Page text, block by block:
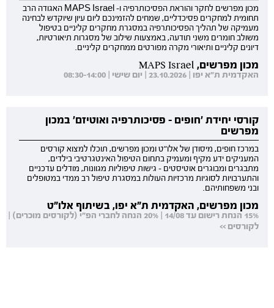
מכון מפרשים לחקר והוראת הפסיכותרפיה ו- MAPS Israel האגודה הרב
תחומית למחקרים פסיכדליים, שמחים להזמינכם ליום עיון שיוקדש לבחינה
מעמיקה של תהליך הפסיכותרפיה במסגרת מחקרים קליניים בטיפול
משולב חומרים משני תודעה, באמצעות שילוב של מסגרות תיאורטיות,
דיונים קליניים ותיאורי מקרה מפורטים ממחקרים קליניים.
מכון מפרשים, MAPS Israel
האקדמית ת"א יפו | 23.10.2026 | יום שישי | 08:30-14:00
קורסי יחידת 'חופים - פסיכותרפיה ואוטיזם' במכון
מפרשים
במרכז חופים, מיסודן של אלו"ט ומכון מפרשים, תוכלו למצוא קורסים
המעניקים ידע מקיף ומעמיק בתחום הטיפול האינטגרטיבי בילדים,
מתבגרים ומבוגרים אוטיסטים - גישות טיפוליות מגוונות, מודלים עדכניים
והתערבויות לסוגיות מרכזיות העולות במסגרת טיפול רב ממדי במטופלים
ובני משפחותיהם.
מכון מפרשים, האקדמית ת"א יפו, בשיתוף אלו"ט
15% הנחת רישום עד 14/08 | 20% הנחה לחברי הפ"י (לקורסים מוכרים) |
לקורסים >>